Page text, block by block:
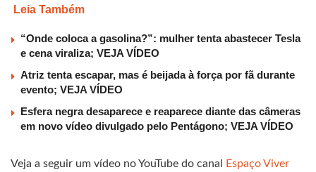
Leia Também
“Onde coloca a gasolina?”: mulher tenta abastecer Tesla
e cena viraliza; VEJA VÍDEO
Atriz tenta escapar, mas é beijada à força por fã durante
evento; VEJA VÍDEO
Esfera negra desaparece e reaparece diante das câmeras
em novo vídeo divulgado pelo Pentágono; VEJA VÍDEO
Veja a seguir um vídeo no YouTube do canal
Espaço Viver